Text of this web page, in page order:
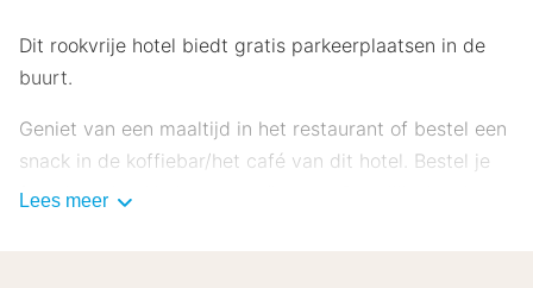
Dit rookvrije hotel biedt gratis parkeerplaatsen in de
buurt.
Geniet van een maaltijd in het restaurant of bestel een
snack in de koffiebar/het café van dit hotel. Bestel je
favoriete drankje in een bar/lounge. Dagelijks kun je
Lees meer